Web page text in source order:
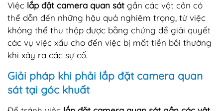
Việc lắp đặt camera quan sát gần các vật cản có
thể dẫn đến những hậu quả nghiêm trọng, từ việc
không thể thu thập được bằng chứng để giải quyết
các vụ việc xấu cho đến việc bị mất tiền bồi thường
khi xảy ra các sự cố.
Giải pháp khi phải lắp đặt camera quan
sát tại góc khuất